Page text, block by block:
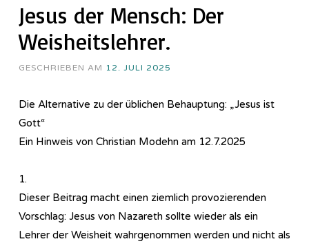
Jesus der Mensch: Der
Weisheitslehrer.
GESCHRIEBEN AM 12. JULI 2025
Die Alternative zu der üblichen Behauptung: „Jesus ist
Gott“
Ein Hinweis von Christian Modehn am 12.7.2025
1.
Dieser Beitrag macht einen ziemlich provozierenden
Vorschlag: Jesus von Nazareth sollte wieder als ein
Lehrer der Weisheit wahrgenommen werden und nicht als